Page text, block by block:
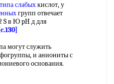
типа слабыхкислот, у
групп отвечает
в Ю pH д для
[c.130]
служить
и аниониты с
основания.